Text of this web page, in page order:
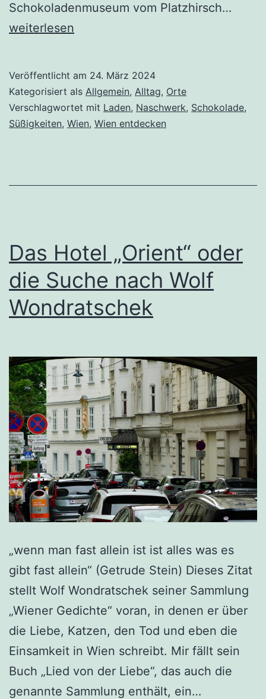
Schokoladenmuseum vom Platzhirsch…
weiterlesen
Veröffentlicht am 24. März 2024
Kategorisiert als Allgemein, Alltag, Orte
Verschlagwortet mit Laden, Naschwerk, Schokolade,
Süßigkeiten, Wien, Wien entdecken
Das Hotel „Orient“ oder
die Suche nach Wolf
Wondratschek
„wenn man fast allein ist ist alles was es
gibt fast allein“ (Getrude Stein) Dieses Zitat
stellt Wolf Wondratschek seiner Sammlung
„Wiener Gedichte“ voran, in denen er über
die Liebe, Katzen, den Tod und eben die
Einsamkeit in Wien schreibt. Mir fällt sein
Buch „Lied von der Liebe“, das auch die
genannte Sammlung enthält, ein…